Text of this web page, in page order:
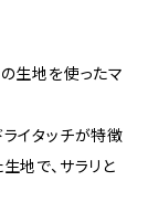
生地を使ったマ
イタッチが特徴
地で、サラリと